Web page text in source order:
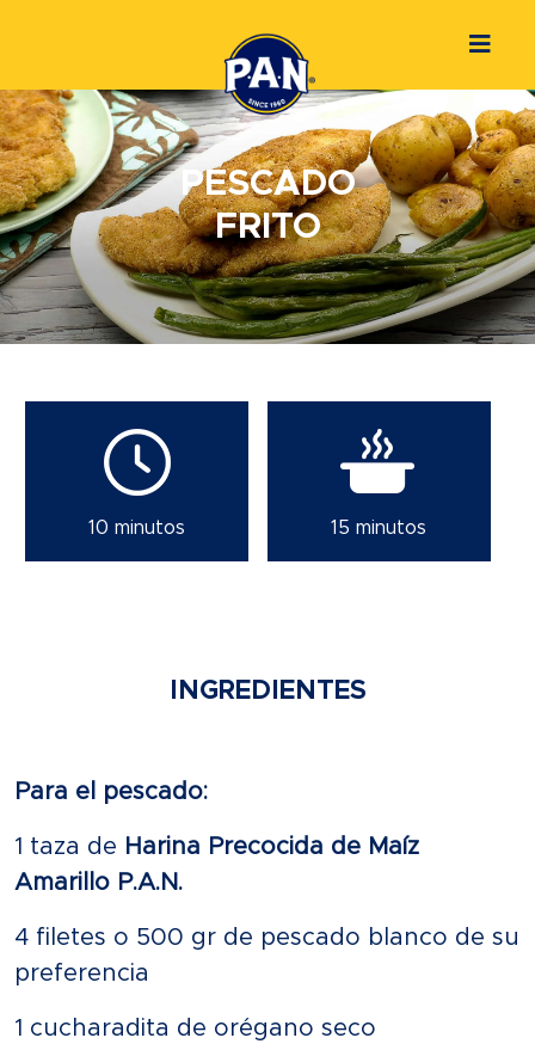
PESCADO
FRITO
10 minutos 15 minutos
INGREDIENTES
Para el pescado:
1 taza de Harina Precocida de Maíz
Amarillo P.A.N.
4 filetes o 500 gr de pescado blanco de su
preferencia
1 cucharadita de orégano seco